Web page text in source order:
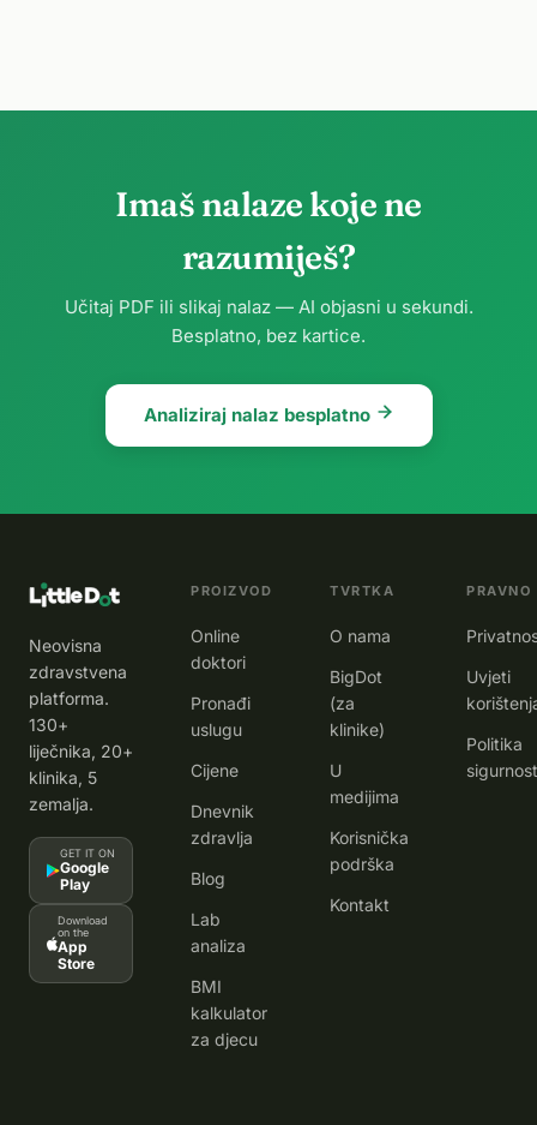
Imaš nalaze koje ne
razumiješ?
Učitaj PDF ili slikaj nalaz — AI objasni u sekundi.
Besplatno, bez kartice.
Analiziraj nalaz besplatno
Neovisna
zdravstvena
platforma.
130+
liječnika, 20+
klinika, 5
zemalja.
GET IT ON
Google
Play
Download
on the
App
Store
PROIZVOD
Online
doktori
Pronađi
uslugu
Cijene
Dnevnik
zdravlja
Blog
Lab
analiza
BMI
kalkulator
za djecu
TVRTKA
O nama
BigDot
(za
klinike)
U
medijima
Korisnička
podrška
Kontakt
PRAVNO
Uvjeti
Politika